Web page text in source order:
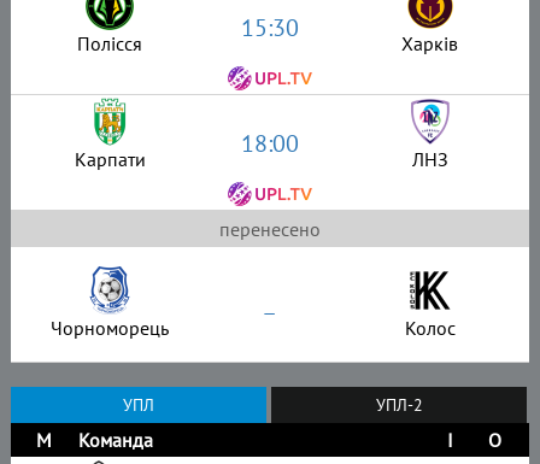
Полісся 15:30 Харків
Карпати 18:00 ЛНЗ
перенесено
Чорноморець – Колос
УПЛ УПЛ-2
М Команда І
О